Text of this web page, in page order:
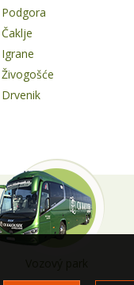
Podgora
Čaklje
Igrane
Živogošće
Drvenik